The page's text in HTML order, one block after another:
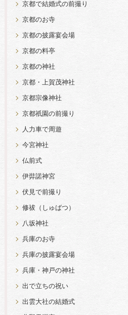
京都で結婚式の前撮り
京都のお寺
京都の披露宴会場
京都の料亭
京都の神社
京都・上賀茂神社
京都宗像神社
京都祇園の前撮り
人力車で周遊
今宮神社
仏前式
伊弉諾神宮
伏見で前撮り
修祓（しゅばつ）
八坂神社
兵庫のお寺
兵庫の披露宴会場
兵庫・神戸の神社
出で立ちの祝い
出雲大社の結婚式